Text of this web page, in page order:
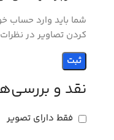
نقد و
فقط دارای تصویر
شما باید وارد حساب
کردن تصاویر در